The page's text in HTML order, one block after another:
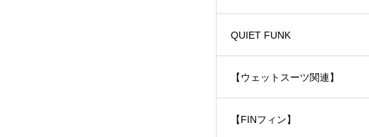
ェットスーツ）
QUIET FUNK
【ウェットスーツ関連】
【FINフィン】